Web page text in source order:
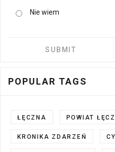
Nie wiem
POPULAR TAGS
ŁĘCZNA POWIAT
KRONIKA ZDARZEŃ